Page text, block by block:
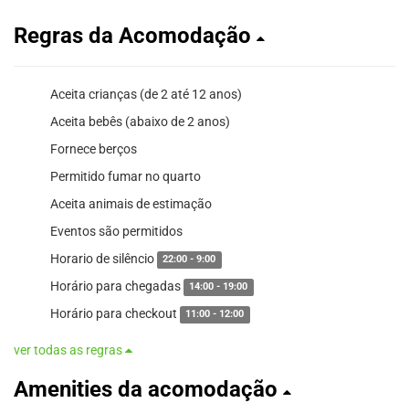
Regras da Acomodação
Aceita crianças (de 2 até 12 anos)
Aceita bebês (abaixo de 2 anos)
Fornece berços
Permitido fumar no quarto
Aceita animais de estimação
Eventos são permitidos
Horario de silêncio 22:00 - 9:00
Horário para chegadas 14:00 - 19:00
Horário para checkout 11:00 - 12:00
ver todas as regras
Amenities da acomodação